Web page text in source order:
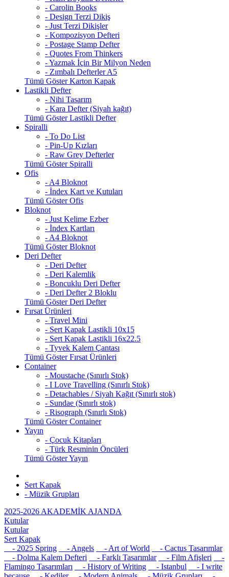
- Carolin Books
- Design Terzi Dikiş
- Just Terzi Dikişler
- Kompozisyon Defteri
- Postage Stamp Defter
- Quotes From Thinkers
- Yazmak İçin Bir Milyon Neden
- Zımbalı Defterler A5
Tümü Göster Karton Kapak
Lastikli Defter
- Nihi Tasarım
- Kara Defter (Siyah kağıt)
Tümü Göster Lastikli Defter
Spiralli
- To Do List
- Pin-Up Kızları
- Raw Grey Defterler
Tümü Göster Spiralli
Ofis
- A4 Bloknot
- İndex Kart ve Kutuları
Tümü Göster Ofis
Bloknot
- Just Kelime Ezber
- İndex Kartları
- A4 Bloknot
Tümü Göster Bloknot
Deri Defter
- Deri Defter
- Deri Kalemlik
- Boncuklu Deri Defter
- Deri Defter 2 Bloklu
Tümü Göster Deri Defter
Fırsat Ürünleri
- Travel Mini
- Sert Kapak Lastikli 10x15
- Sert Kapak Lastikli 16x22.5
- Tyvek Kalem Çantası
Tümü Göster Fırsat Ürünleri
Container
- Moustache (Sınırlı Stok)
- I Love Travelling (Sınırlı Stok)
- Detachables / Siyah Kağıt (Sınırlı stok)
- Sundae (Sınırlı stok)
- Risograph (Sınırlı Stok)
Tümü Göster Container
Yayın
- Çocuk Kitapları
- Türk Resminin Öncüleri
Tümü Göster Yayın
Sert Kapak
- Müzik Grupları
2025-2026 AKADEMİK AJANDA
Kutular
Kutular
Sert Kapak
- 2025 Spring
- Angels - Art of World
- Cactus Tasarımlar
- Dolma Kalem Defteri
- Farklı Tasarımlar - Film Afişleri
-
Flamingo Tasarımları
- History of Writing - Istanbul
- I write